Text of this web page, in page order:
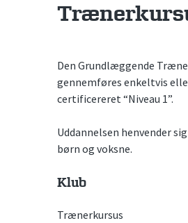
Den Grundlæggende
gennemføres enkeltvis
certificereret “Niveau 1”.
Uddannelsen henvender
børn og voksne.
Klub
Trænerkursus